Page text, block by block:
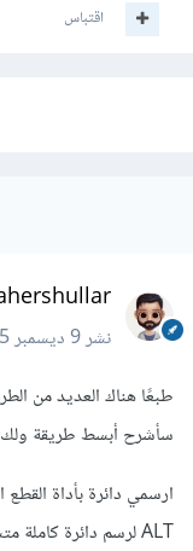
اقتباس
نشر9 ديسمبر 2015
طبعًا هناك العديد من
سأشرح أبسط طريقة ولك
ارسمي دائرة بأداة القطع
ALT لرسم دائرة كاملة متساوية الأبعاد.